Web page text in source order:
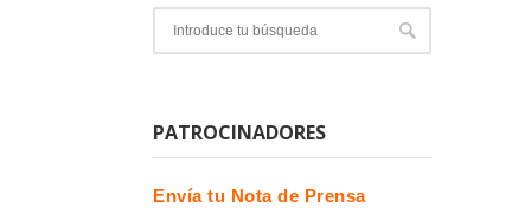
PATROCINADORES
Envía tu Nota de Prensa